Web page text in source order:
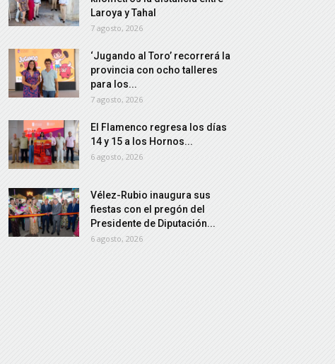
Laroya y Tahal
7 agosto, 2026
‘Jugando al Toro’ recorrerá la
provincia con ocho talleres
para los...
7 agosto, 2026
El Flamenco regresa los días
14 y 15 a los Hornos...
6 agosto, 2026
Vélez-Rubio inaugura sus
fiestas con el pregón del
Presidente de Diputación...
6 agosto, 2026